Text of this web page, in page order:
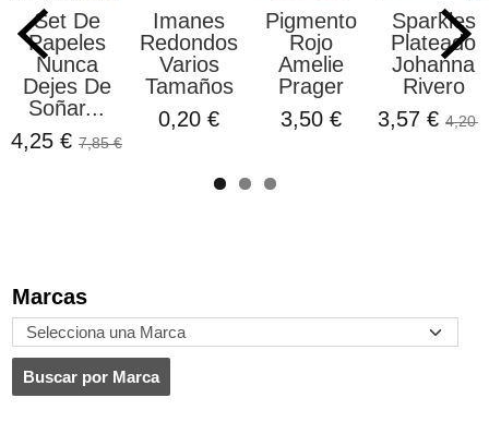
Marcas
Set De
Papeles
Nunca
Dejes De
Soñar...
4,25 € 7,85 €
Imanes
Redondos
Varios
Tamaños
0,20 €
Pigmento
Rojo
Amelie
Prager
3,50 €
Sparkles
Plateado
Johanna
Rivero
3,57 € 4,20 €